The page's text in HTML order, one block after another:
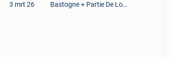
3 mrt 26 Bastogne + Partie De Longchamps Et Sibret